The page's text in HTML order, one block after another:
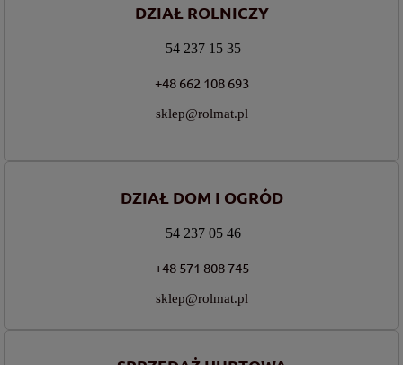
DZIAŁ ROLNICZY
54 237 15 35
+48 662 108 693
sklep@rolmat.pl
DZIAŁ DOM I OGRÓD
54 237 05 46
+48 571 808 745
sklep@rolmat.pl